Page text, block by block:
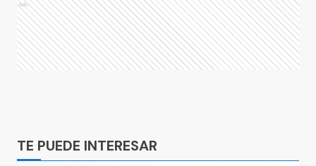
Ads
TE PUEDE INTERESAR